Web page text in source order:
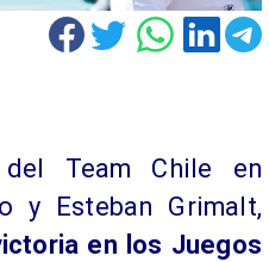
del Team Chile en
y Esteban Grimalt,
en los Juegos